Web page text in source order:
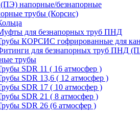
напорные/безнапорные
трубы (Корсис)
для безнапорных труб ПНД
КОРСИС гофрированные для
для безнапорных труб ПНД
трубы
SDR 11 ( 16 атмосфер )
SDR 13,6 ( 12 атмосфер )
SDR 17 ( 10 атмосфер )
SDR 21 ( 8 атмосфер )
SDR 26 (6 атмосфер )